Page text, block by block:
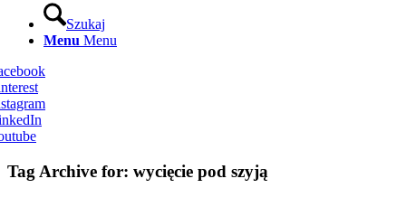
Szukaj
Menu Menu
Tag Archive for: wycięcie pod szyją